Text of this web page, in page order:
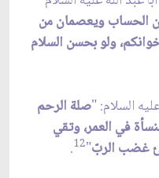
الحساب ويعصمان من
ولو بحسن السلام
السلام: "صلة الرحم
في العمر، وتقي
غضب الربّ"
12
.